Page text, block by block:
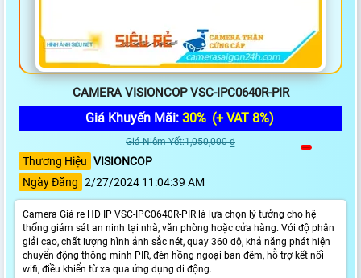
CAMERA VISIONCOP VSC-IPC0640R-PIR
Giá Khuyến Mãi: 30% (+ VAT 8%)
Giá Niêm Yết:1,050,000 ₫
Thương Hiệu VISIONCOP
Ngày Đăng 2/27/2024 11:04:39 AM
Camera Giá re HD IP VSC-IPC0640R-PIR là lựa chọn lý tưởng cho hệ
thống giám sát an ninh tại nhà, văn phòng hoặc cửa hàng. Với độ phân
giải cao, chất lượng hình ảnh sắc nét, quay 360 độ, khả năng phát hiện
chuyển động thông minh PIR, đèn hồng ngoại ban đêm, hỗ trợ kết nối
wifi, điều khiển từ xa qua ứng dụng di động.